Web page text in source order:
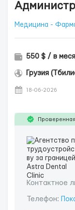
Медицина -
550 $ / в
Грузия
18-06-2026
Контактное
Телефон: